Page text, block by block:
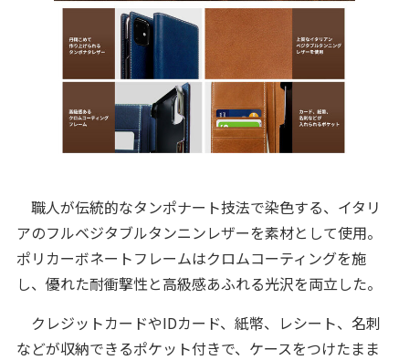
職人が伝統的なタンポナート技法で染色する、イタリ
アのフルベジタブルタンニンレザーを素材として使用。
ポリカーボネートフレームはクロムコーティングを施
し、優れた耐衝撃性と高級感あふれる光沢を両立した。
クレジットカードやIDカード、紙幣、レシート、名刺
などが収納できるポケット付きで、ケースをつけたまま